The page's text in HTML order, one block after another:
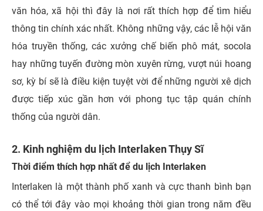
văn hóa, xã hội thì đây là nơi rất thích hợp để tìm hiểu
thông tin chính xác nhất. Không những vậy, các lễ hội văn
hóa truyền thống, các xưởng chế biến phô mát, socola
hay những tuyến đường mòn xuyên rừng, vượt núi hoang
sơ, kỳ bí sẽ là điều kiện tuyệt vời để những người xê dịch
được tiếp xúc gần hơn với phong tục tập quán chính
thống của người dân.
2. Kinh nghiệm du lịch Interlaken Thụy Sĩ
Thời điểm thích hợp nhất để du lịch Interlaken
Interlaken là một thành phố xanh và cực thanh bình bạn
có thể tới đây vào mọi khoảng thời gian trong năm đều